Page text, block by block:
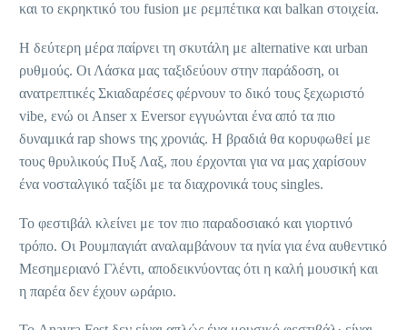
και το εκρηκτικό του fusion με ρεμπέτικα και balkan στοιχεία.
Η δεύτερη μέρα παίρνει τη σκυτάλη με alternative και urban
ρυθμούς. Οι Λάσκα μας ταξιδεύουν στην παράδοση, οι
ανατρεπτικές Σκιαδαρέσες φέρνουν το δικό τους ξεχωριστό
vibe, ενώ οι Anser x Eversor εγγυώνται ένα από τα πιο
δυναμικά rap shows της χρονιάς. Η βραδιά θα κορυφωθεί με
τους θρυλικούς Πυξ Λαξ, που έρχονται για να μας χαρίσουν
ένα νοσταλγικό ταξίδι με τα διαχρονικά τους singles.
Το φεστιβάλ κλείνει με τον πιο παραδοσιακό και γιορτινό
τρόπο. Οι Ρουμπαγιάτ αναλαμβάνουν τα ηνία για ένα αυθεντικό
Μεσημεριανό Γλέντι, αποδεικνύοντας ότι η καλή μουσική και
η παρέα δεν έχουν ωράριο.